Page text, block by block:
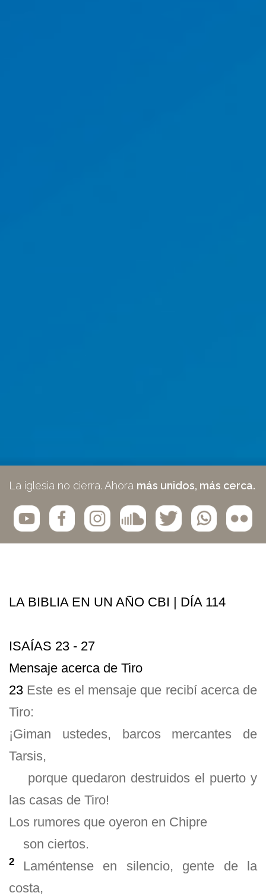
La iglesia no cierra. Ahora más unidos, más cerca.
LA BIBLIA EN UN AÑO CBI | DÍA 114
ISAÍAS 23 - 27
Mensaje acerca de Tiro
23 Este es el mensaje que recibí acerca de
Tiro:
¡Giman ustedes, barcos mercantes de
Tarsis,
porque quedaron destruidos el puerto y
las casas de Tiro!
Los rumores que oyeron en Chipre
son ciertos.
2 Laméntense en silencio, gente de la
costa,